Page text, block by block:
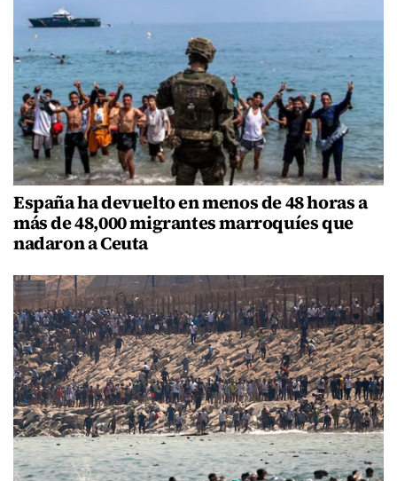
España ha devuelto en menos de 48 horas a
más de 48,000 migrantes marroquíes que
nadaron a Ceuta